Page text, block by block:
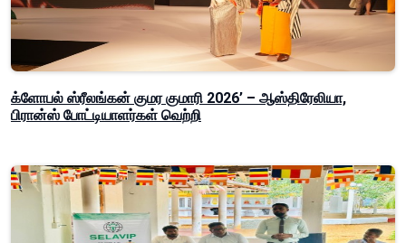
க்ளோபல் ஸ்ரீலங்கன் குமர குமாரி 2026’ – ஆஸ்திரேலியா,
பிரான்ஸ் போட்டியாளர்கள் வெற்றி